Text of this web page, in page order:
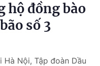
hộ đồng bào
số 3
Nội, Tập đoàn Dầu